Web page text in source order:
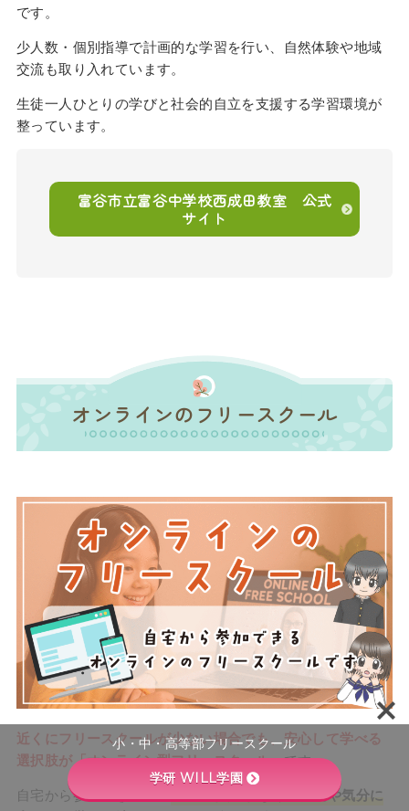
です。
少人数・個別指導で計画的な学習を行い、自然体験や地域
交流も取り入れています。
生徒一人ひとりの学びと社会的自立を支援する学習環境が
整っています。
富谷市立富谷中学校西成田教室 公式
サイト
オンラインのフリースクール
近くにフリースクールが少ない場合でも、安心して学べる
選択肢が「オンライン型フリースクール」です。
自宅から参加できるので通学の負担がなく、体調や気分に
小・中・高等部フリースクール
学研 WILL学園